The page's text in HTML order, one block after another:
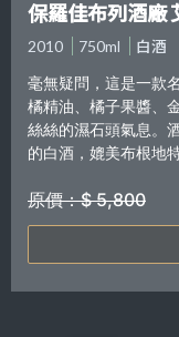
保羅佳布列酒廠
2010 750ml
白酒
毫無疑問，這是一款
橘精油、橘子果醬、
絲絲的濕石頭氣息。
的白酒，媲美布根地
原價：$ 5,800